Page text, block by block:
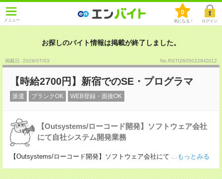
メニュー
0
気になる！ ログイン
お探しのバイト情報は掲載が終了しました。
掲載日 :2026/07/03 No.RSTI260502284D/12
【時給2700円】新宿でのSE・プログラマ
派遣 ブランクOK WEB登録・面接OK
【Outsystems/ローコード開発】ソフトウェア会社
にて自社システム開発業務
【Outsystems/ローコード開発】ソフトウェア会社にて ...もっとみる